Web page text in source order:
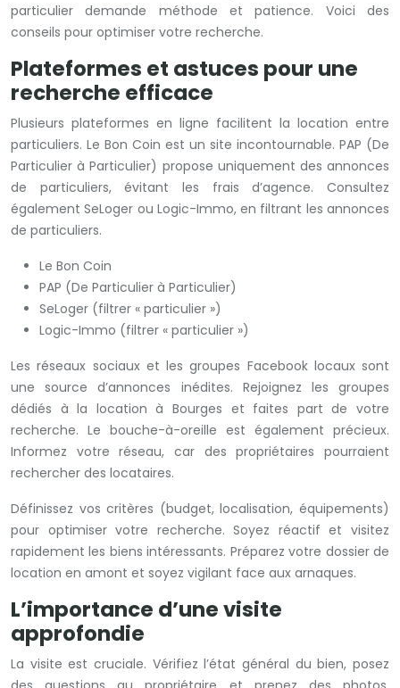
particulier demande méthode et patience. Voici des
conseils pour optimiser votre recherche.
Plateformes et astuces pour une
recherche efficace
Plusieurs plateformes en ligne facilitent la location entre
particuliers. Le Bon Coin est un site incontournable. PAP (De
Particulier à Particulier) propose uniquement des annonces
de particuliers, évitant les frais d’agence. Consultez
également SeLoger ou Logic-Immo, en filtrant les annonces
de particuliers.
Le Bon Coin
PAP (De Particulier à Particulier)
SeLoger (filtrer « particulier »)
Logic-Immo (filtrer « particulier »)
Les réseaux sociaux et les groupes Facebook locaux sont
une source d’annonces inédites. Rejoignez les groupes
dédiés à la location à Bourges et faites part de votre
recherche. Le bouche-à-oreille est également précieux.
Informez votre réseau, car des propriétaires pourraient
rechercher des locataires.
Définissez vos critères (budget, localisation, équipements)
pour optimiser votre recherche. Soyez réactif et visitez
rapidement les biens intéressants. Préparez votre dossier de
location en amont et soyez vigilant face aux arnaques.
L’importance d’une visite
approfondie
La visite est cruciale. Vérifiez l’état général du bien, posez